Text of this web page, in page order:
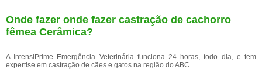
Onde fazer onde fazer castração de cachorro
fêmea Cerâmica?
A IntensiPrime Emergência Veterinária funciona 24 horas, todo dia, e tem
expertise em castração de cães e gatos na região do ABC.